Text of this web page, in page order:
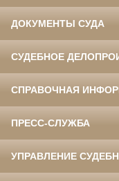
ДОКУМЕНТЫ СУДА
СУДЕБНОЕ
СПРАВОЧНАЯ
ПРЕСС-СЛУЖБА
УПРАВЛЕНИЕ